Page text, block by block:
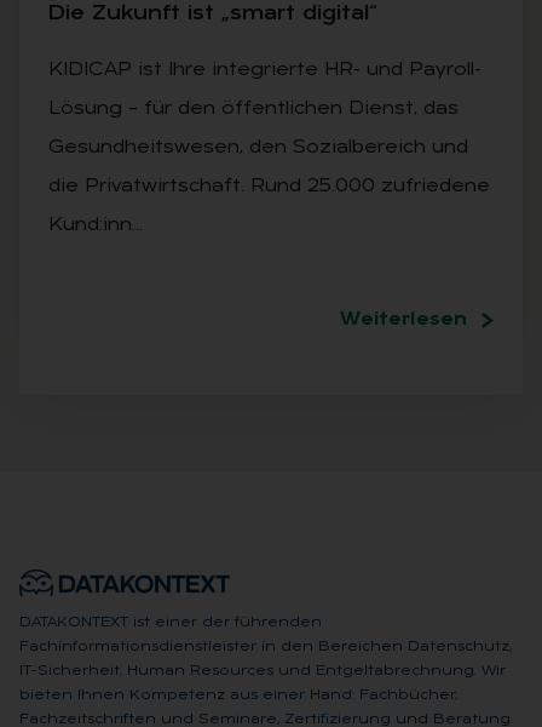
Die Zu­kunft ist „smart di­gi­tal“
KIDICAP ist Ihre integrierte HR- und Payroll-
Lösung – für den öffentlichen Dienst, das
Gesundheitswesen, den Sozialbereich und
die Privatwirtschaft. Rund 25.000 zufriedene
Kund:inn…
Weiterlesen
DATAKONTEXT ist einer der führenden
Fachinformationsdienstleister in den Bereichen Datenschutz,
IT-Sicherheit, Human Resources und Entgeltabrechnung. Wir
bieten Ihnen Kompetenz aus einer Hand: Fachbücher,
Fachzeitschriften und Seminare, Zertifizierung und Beratung.